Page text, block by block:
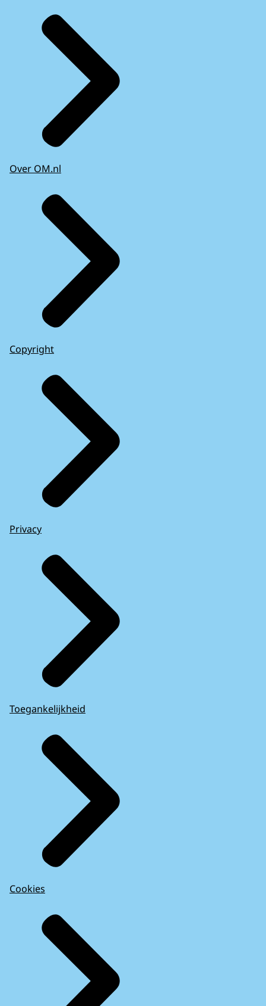
Over OM.nl
Copyright
Privacy
Toegankelijkheid
Cookies